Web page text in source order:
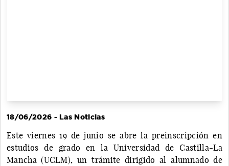
18/06/2026 - Las Noticias
Este viernes 19 de junio se abre la preinscripción en
estudios de grado en la Universidad de Castilla-La
Mancha (UCLM), un trámite dirigido al alumnado de